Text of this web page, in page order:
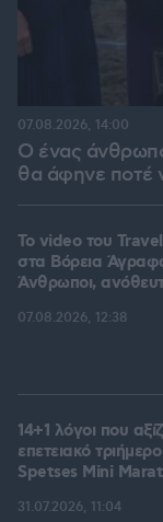
Ο ένας
θα άφηνε ποτέ
07.08.2026, 14:00
To video του
στα Βόρεια
Άνθρωποι,
07.08.2026, 12:38
14+1 λόγοι που
επετειακό
Spetses Mini
31.07.2026, 11:04